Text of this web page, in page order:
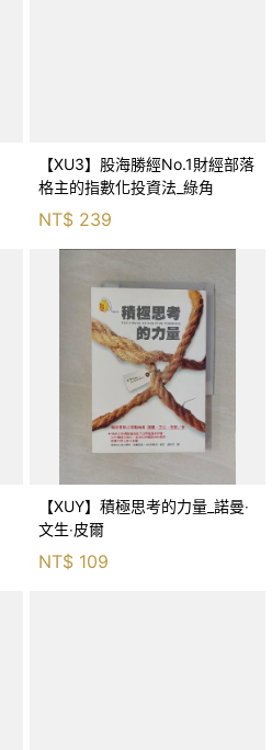
【XU3】股海勝經No.1財經部落
格主的指數化投資法_綠角
NT$ 239
【XUY】積極思考的力量_諾曼‧
文生‧皮爾
NT$ 109